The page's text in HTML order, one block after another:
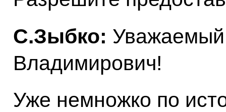
С.Зыбко:
Владимирович!
Уже немножко по